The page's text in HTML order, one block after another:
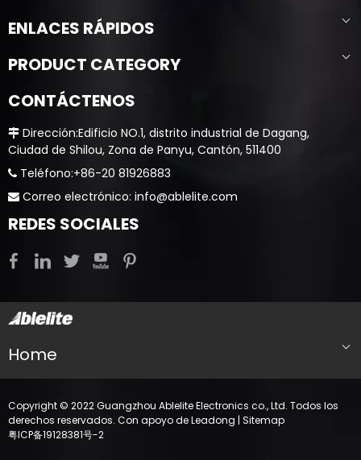
ENLACES RÁPIDOS
PRODUCT CATEGORY
CONTÁCTENOS
 ​​​​​​​ Dirección:Edificio NO.1, distrito industrial de Dagang,
Ciudad de Shilou, Zona de Panyu, Cantón, 511400
 ​​​​​​​ Teléfono:+86-20 81926883
 ​​​​​​​ Correo electrónico: info@ablelite.com
REDES SOCIALES
Home
Copyright © 2022 Guangzhou Ablelite Electronics co., Ltd. Todos los
derechos reservados. Con apoyo deLeadong | Sitemap
粤ICP备19128381号-2
English